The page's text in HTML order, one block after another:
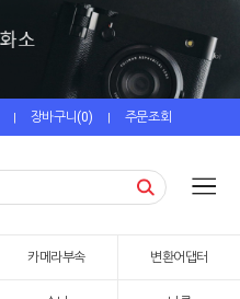
| 장바구니(0) | 주문조회
카메라부속 변환어댑터